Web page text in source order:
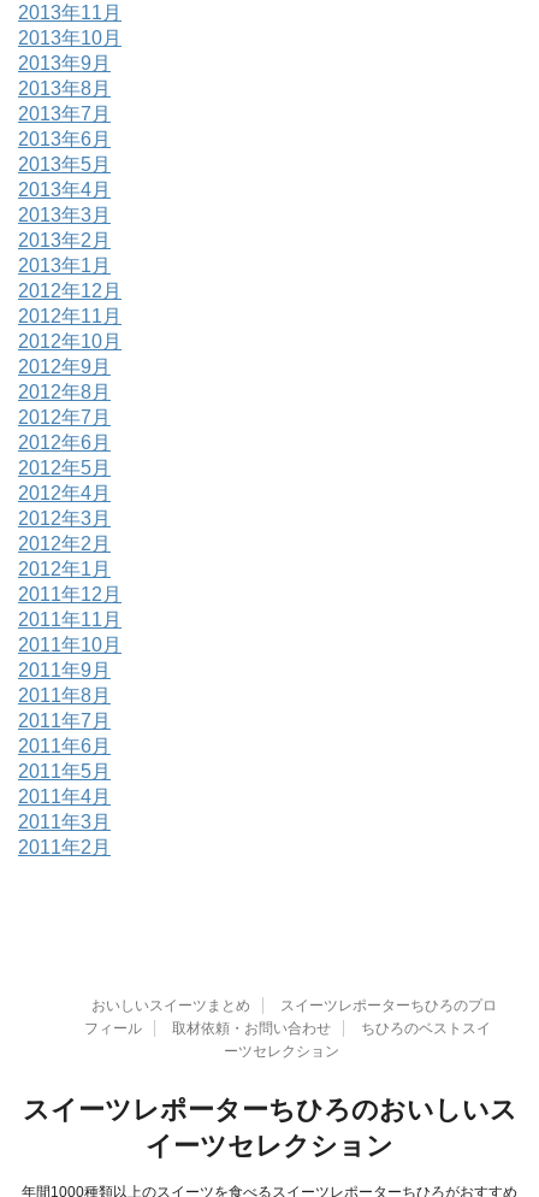
2013年11月
2013年10月
2013年9月
2013年8月
2013年7月
2013年6月
2013年5月
2013年4月
2013年3月
2013年2月
2013年1月
2012年12月
2012年11月
2012年10月
2012年9月
2012年8月
2012年7月
2012年6月
2012年5月
2012年4月
2012年3月
2012年2月
2012年1月
2011年12月
2011年11月
2011年10月
2011年9月
2011年8月
2011年7月
2011年6月
2011年5月
2011年4月
2011年3月
2011年2月
おいしいスイーツまとめ
スイーツレポーターちひろのプロ
フィール
取材依頼・お問い合わせ
ちひろのベストスイ
ーツセレクション
スイーツレポーターちひろのおいしいス
イーツセレクション
年間1000種類以上のスイーツを食べるスイーツレポーターちひろがおすすめ